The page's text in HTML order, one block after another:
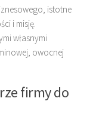
istotne
i misję.
własnymi
owocnej
firmy do